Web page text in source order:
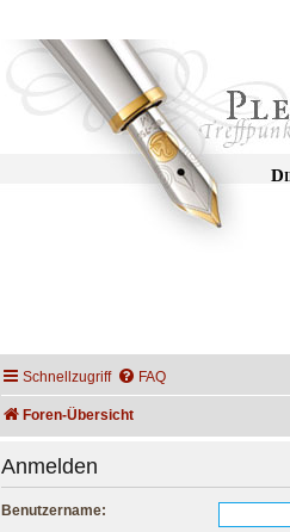
Schnellzugriff FAQ
Foren-Übersicht
Anmelden
Benutzername: